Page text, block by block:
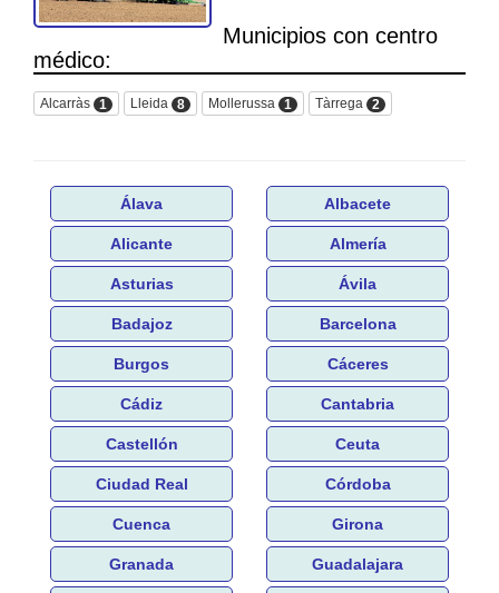
Municipios con centro
médico:
Alcarràs 1 Lleida 8 Mollerussa 1 Tàrrega 2
Álava Albacete
Alicante Almería
Asturias Ávila
Badajoz Barcelona
Burgos Cáceres
Cádiz Cantabria
Castellón Ceuta
Ciudad Real Córdoba
Cuenca Girona
Granada Guadalajara